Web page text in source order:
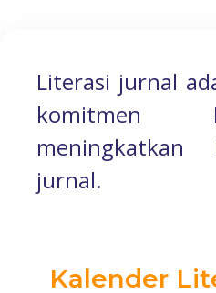
Literasi jurnal
komitmen
jurnal.
Kalender